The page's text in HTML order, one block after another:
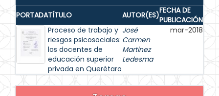
PORTADATÍTULO AUTOR(ES)FECHA DE
PUBLICACIÓN
Proceso de trabajo y
riesgos psicosociales:
los docentes de
educación superior
privada en Querétaro
José
Carmen
Martinez
Ledesma
mar-2018